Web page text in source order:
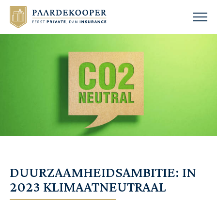
DUURZAAMHEIDSAMBITIE: IN
2023 KLIMAATNEUTRAAL